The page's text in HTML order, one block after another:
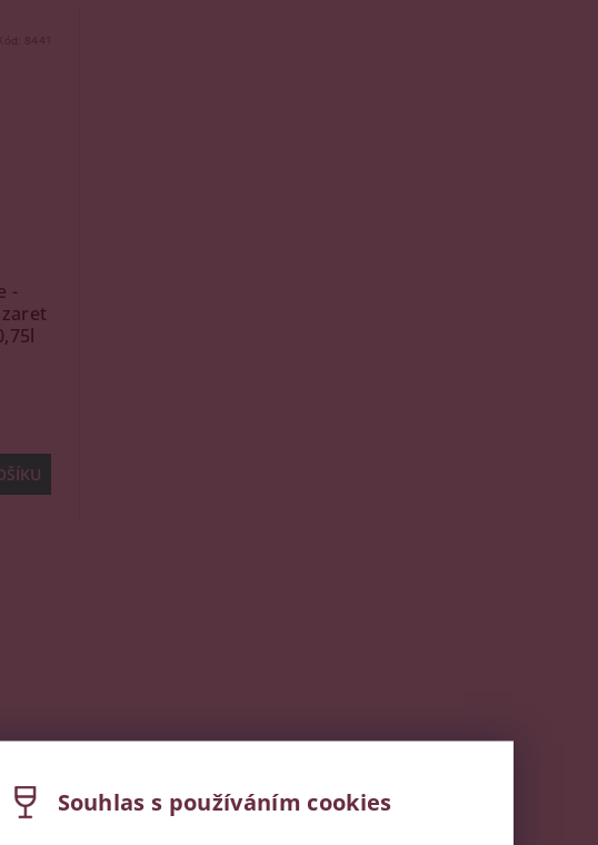
8441
-
Souhlas s používáním cookies